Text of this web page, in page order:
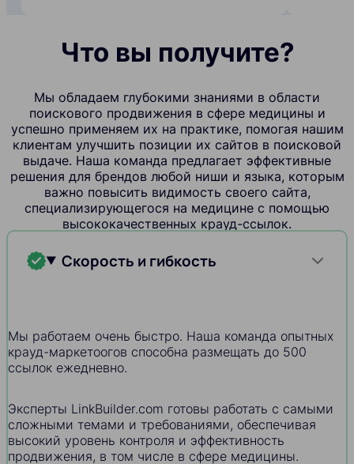
Что вы получите?
Мы обладаем глубокими знаниями в области
поискового продвижения в сфере медицины и
успешно применяем их на практике, помогая нашим
клиентам улучшить позиции их сайтов в поисковой
выдаче. Наша команда предлагает эффективные
решения для брендов любой ниши и языка, которым
важно повысить видимость своего сайта,
специализирующегося на медицине с помощью
высококачественных крауд-ссылок.
Скорость и гибкость
Мы работаем очень быстро. Наша команда опытных
крауд-маркетоогов способна размещать до 500
ссылок ежедневно.
Эксперты LinkBuilder.com готовы работать с самыми
сложными темами и требованиями, обеспечивая
высокий уровень контроля и эффективность
продвижения, в том числе в сфере медицины.